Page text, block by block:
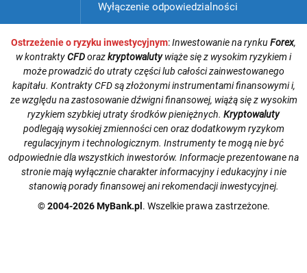
Wyłączenie odpowiedzialności
Ostrzeżenie o ryzyku inwestycyjnym:Inwestowanie na rynkuForex,
w kontraktyCFDorazkryptowalutywiąże się z wysokim ryzykiem i
może prowadzić do utraty części lub całości zainwestowanego
kapitału. Kontrakty CFD są złożonymi instrumentami finansowymi i,
ze względu na zastosowanie dźwigni finansowej, wiążą się z wysokim
ryzykiem szybkiej utraty środków pieniężnych. Kryptowaluty
podlegają wysokiej zmienności cen oraz dodatkowym ryzykom
regulacyjnym i technologicznym. Instrumenty te mogą nie być
odpowiednie dla wszystkich inwestorów. Informacje prezentowane na
stronie mają wyłącznie charakter informacyjny i edukacyjny i nie
stanowią porady finansowej ani rekomendacji inwestycyjnej.
© 2004-2026 MyBank.pl . Wszelkie prawa zastrzeżone.